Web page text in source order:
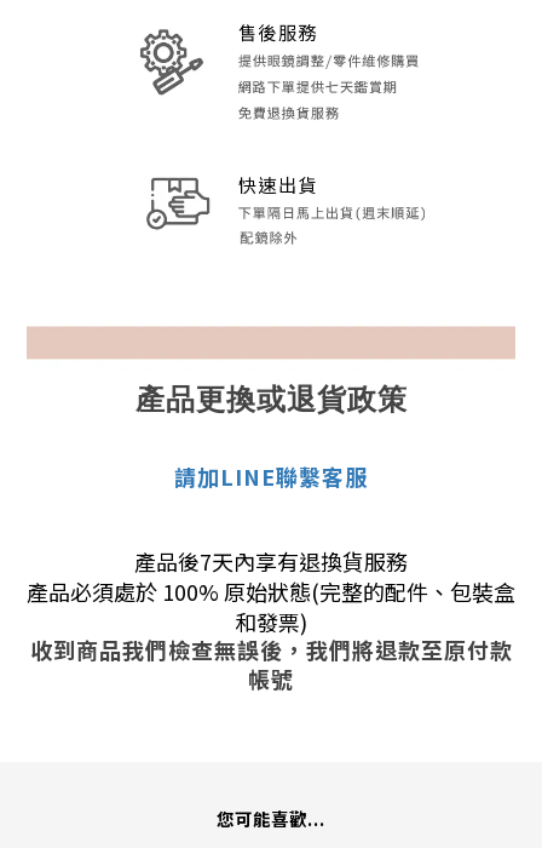
產品更換或退貨政策
請加LINE聯繫客服
產品後7天內享有退換貨服務
產品必須處於 100% 原始狀態(完整的配件、包裝盒
和發票)
收到商品我們檢查無誤後，我們將退款至原付款
帳號
您可能喜歡...